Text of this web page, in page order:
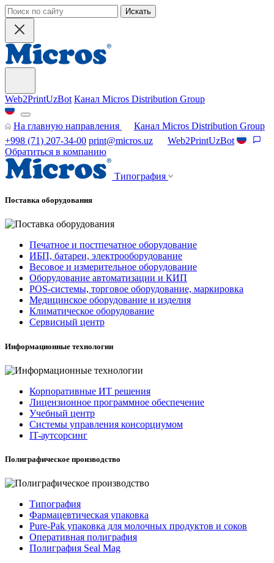
Искать
Web2PrintUzBot Канал Micros Distribution Group
На главную направления
Канал Micros Distribution Group
+998 (71) 207-34-00 print@micros.uz
Web2PrintUzBot
Обратиться в компанию
Типография
Поставка оборудования
Печатное и постпечатное оборудование
ИБП, батареи, электрооборудование
Весовое и измерительное оборудование
Оборудование автоматизации и КИП
POS-системы, торговое оборудование, маркировка
Медицинское оборудование и изделия
Климатическое оборудование
Сервисный центр
Информационные технологии
Корпоративные ИТ решения
Лицензионное программное обеспечение
Учебный центр
Системы управления консорциумом
IT-аутсорсинг
Полиграфическое производство
Типография
Фармацевтическая упаковка
Pure-Pak упаковка для молочных продуктов и соков
Оперативная полиграфия
Полиграфия Seal Mag